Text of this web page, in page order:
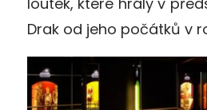
Drak od jeho počátků v